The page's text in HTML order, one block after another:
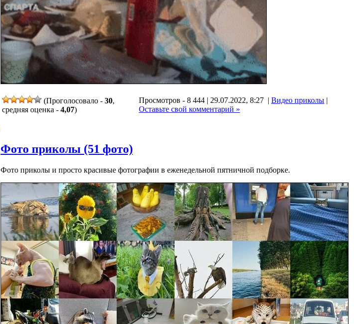
(Проголосовало - 30,
средняя оценка - 4,07)
Просмотров - 8 444 | 29.07.2022, 8:27 | Видео приколы |
Оставьте свой комментарий »
Фото приколы (51 фото)
Фото приколы и просто красивые фотографии в еженедельной пятничной подборке.